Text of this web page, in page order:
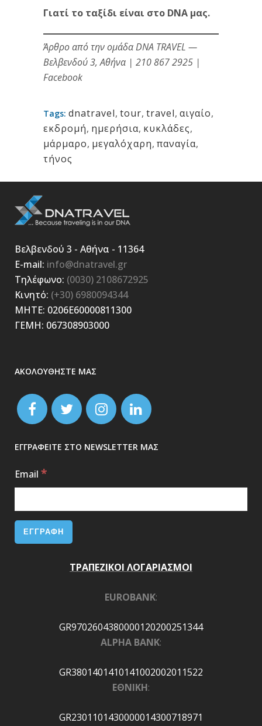
Γιατί το ταξίδι είναι στο DNA μας.
Άρθρο από την ομάδαDNA TRAVEL —
Βελβενδού 3, Αθήνα | 210 867 2925 |
Facebook
Tags: dnatravel, tour, travel, αιγαίο,
εκδρομή, ημερήσια, κυκλάδες,
μάρμαρο, μεγαλόχαρη, παναγία,
τήνος
Βελβενδού 3 - Αθήνα - 11364
E-mail: info@dnatravel.gr
Τηλέφωνο: (0030) 2108672925
Κινητό: (+30) 6980094344
ΜΗΤΕ: 0206E60000811300
ΓΕΜΗ: 067308903000
ΑΚΟΛΟΥΘΗΣΤΕ ΜΑΣ
ΕΓΓΡΑΦΕΙΤΕ ΣΤΟ NEWSLETTER ΜΑΣ
Email *
ΤΡΑΠΕΖΙΚΟΙ ΛΟΓΑΡΙΑΣΜΟΙ
EUROBANK:
GR9702604380000120200251344
ALPHA BANK:
GR3801401410141002002011522
ΕΘΝΙΚΗ:
GR2301101430000014300718971